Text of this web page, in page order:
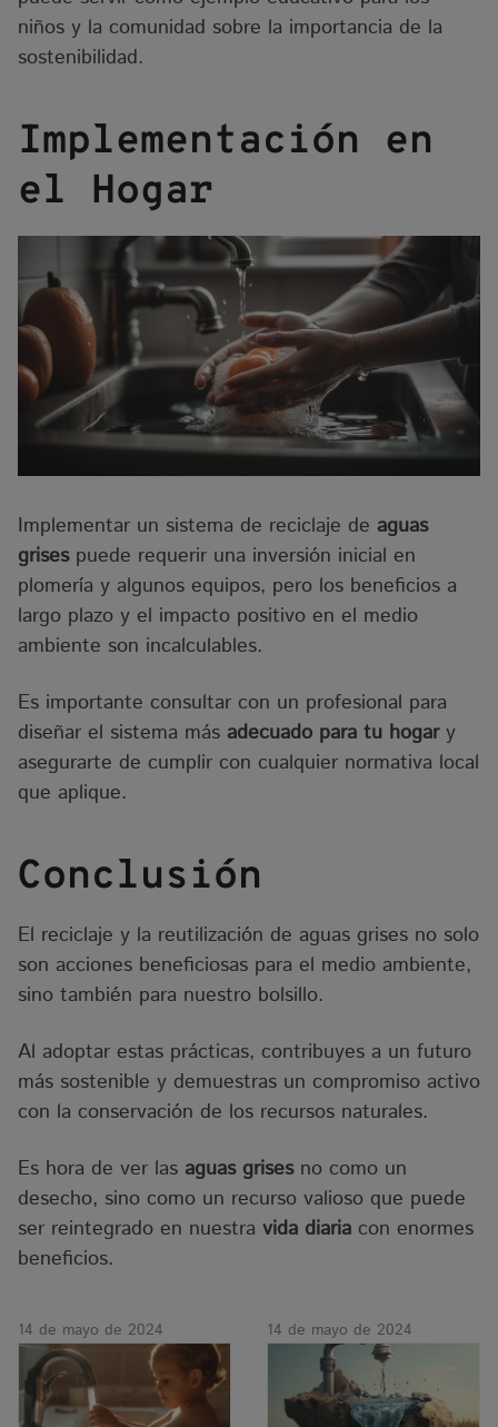
niños y la comunidad sobre la importancia de la
sostenibilidad.
Implementación en
el Hogar
Implementar un sistema de reciclaje de aguas
grises puede requerir una inversión inicial en
plomería y algunos equipos, pero los beneficios a
largo plazo y el impacto positivo en el medio
ambiente son incalculables.
Es importante consultar con un profesional para
diseñar el sistema más adecuado para tu hogary
asegurarte de cumplir con cualquier normativa local
que aplique.
Conclusión
El reciclaje y la reutilización de aguas grises no solo
son acciones beneficiosas para el medio ambiente,
sino también para nuestro bolsillo.
Al adoptar estas prácticas, contribuyes a un futuro
más sostenible y demuestras un compromiso activo
con la conservación de los recursos naturales.
Es hora de ver las aguas grisesno como un
desecho, sino como un recurso valioso que puede
ser reintegrado en nuestra vida diaria con enormes
beneficios.
14 de mayo de 2024 14 de mayo de 2024